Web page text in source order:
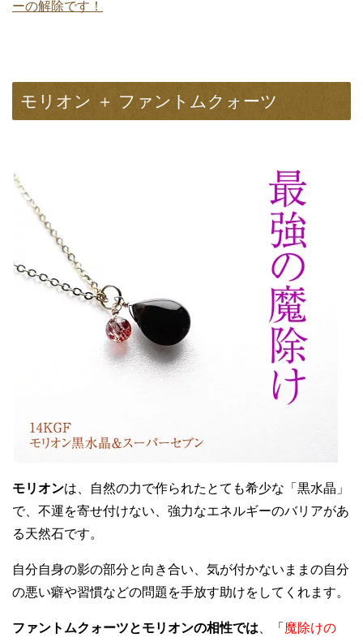
ーの解除です！
モリオン ＋ ファントムクォーツ
モリオンは、自然の力で作られたとても希少な「黒水晶」
で、不運を寄せ付けない、強力なエネルギーのバリアがあ
る天然石です。
自分自身の影の部分と向き合い、気が付かないままの自分
の悪い癖や習慣などの問題を手放す助けをしてくれます。
ファントムクォーツとモリオンの相性では 、「 魔除けの